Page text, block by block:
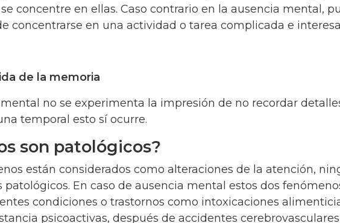
concentre en ellas. Caso contrario en la ausencia mental,
concentrarse en una actividad o tarea complicada e
de la memoria
no se experimenta la impresión de no recordar
temporal esto sí ocurre.
son patológicos?
están considerados como alteraciones de la atención,
patológicos. En caso de ausencia mental estos dos
condiciones o trastornos como intoxicaciones
psicoactivas, después de accidentes